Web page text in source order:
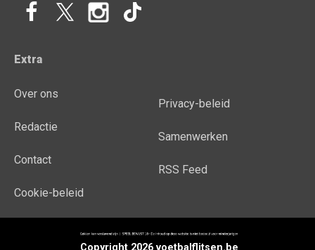
Extra
Over ons
Redactie
Contact
Cookie-beleid
Privacy-beleid
Samenwerken
RSS Feed
Copyright 2026 voetbalflitsen.be